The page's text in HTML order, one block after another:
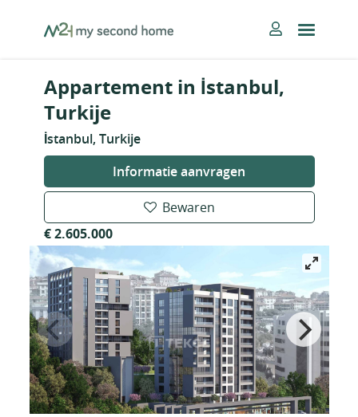
MySecondHome
Appartement in İstanbul,
Turkije
İstanbul, Turkije
Informatie aanvragen
Bewaren
€ 2.605.000